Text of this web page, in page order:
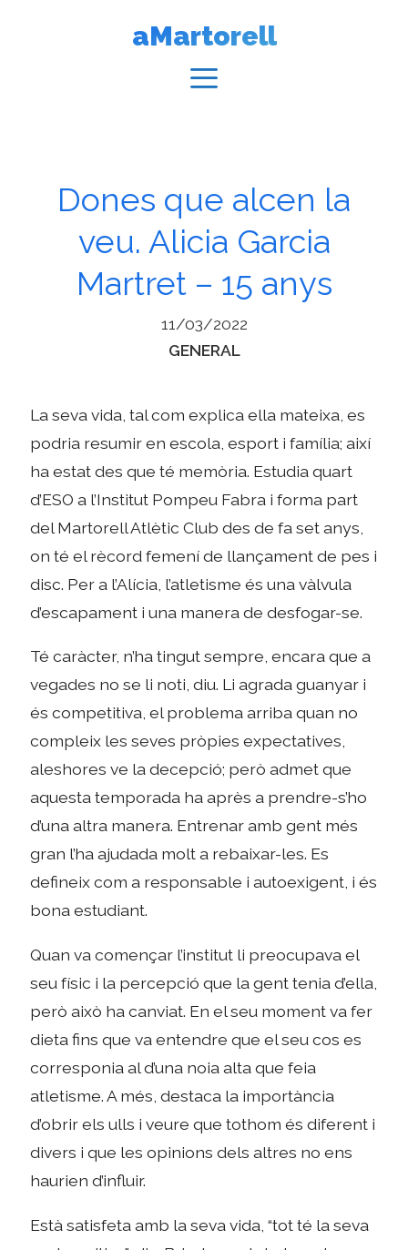
aMartorell
Dones que alcen la
veu. Alicia Garcia
Martret – 15 anys
11/03/2022
Categories
GENERAL
La seva vida, tal com explica ella mateixa, es
podria resumir en escola, esport i família; així
ha estat des que té memòria. Estudia quart
d’ESO a l’Institut Pompeu Fabra i forma part
del Martorell Atlètic Club des de fa set anys,
on té el rècord femení de llançament de pes i
disc. Per a l’Alícia, l’atletisme és una vàlvula
d’escapament i una manera de desfogar-se.
Té caràcter, n’ha tingut sempre, encara que a
vegades no se li noti, diu. Li agrada guanyar i
és competitiva, el problema arriba quan no
compleix les seves pròpies expectatives,
aleshores ve la decepció; però admet que
aquesta temporada ha après a prendre-s’ho
d’una altra manera. Entrenar amb gent més
gran l’ha ajudada molt a rebaixar-les. Es
defineix com a responsable i autoexigent, i és
bona estudiant.
Quan va començar l’institut li preocupava el
seu físic i la percepció que la gent tenia d’ella,
però això ha canviat. En el seu moment va fer
dieta fins que va entendre que el seu cos es
corresponia al d’una noia alta que feia
atletisme. A més, destaca la importància
d’obrir els ulls i veure que tothom és diferent i
divers i que les opinions dels altres no ens
haurien d’influir.
Està satisfeta amb la seva vida, “tot té la seva